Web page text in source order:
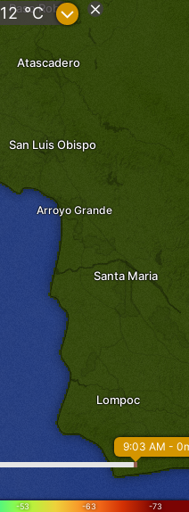
Paso Robles
Atascadero
Arroyo Grande
San Luis Obispo
Santa Maria
Lompoc
12 °C ?
-53 -63 -73
9:03 AM -